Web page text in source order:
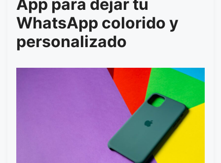
App para dejar tu
WhatsApp colorido y
personalizado